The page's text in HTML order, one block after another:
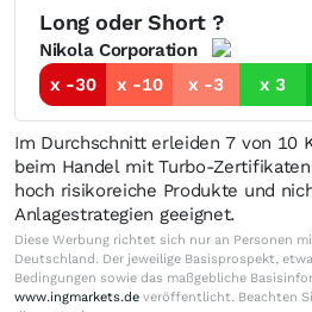
Long oder Short ?
Nikola Corporation
x -30
x -10 x -3 x 3
Im Durchschnitt erleiden 7 von 10
beim Handel mit Turbo-
hoch risikoreiche Produkte und
Anlagestrategien geeignet.
Diese Werbung richtet sich nur an Personen
Deutschland. Der jeweilige Basisprospekt,
Bedingungen sowie das maßgebliche
www.ingmarkets.de veröffentlicht. Beachten